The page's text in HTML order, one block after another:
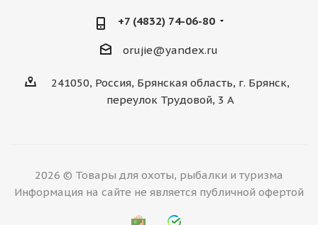
+7 (4832) 74-06-80
orujie@yandex.ru
241050, Россия, Брянская область, г. Брянск,
переулок Трудовой, 3 А
2026 © Товары для охоты, рыбалки и туризма
Информация на сайте не является публичной офертой